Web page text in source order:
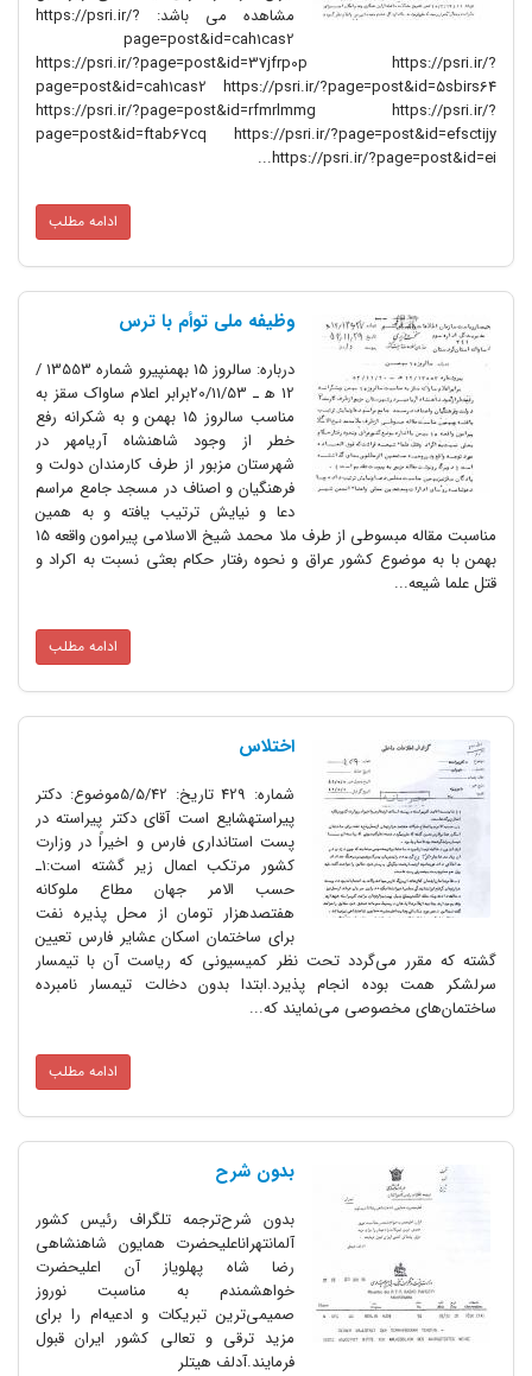
مشاهده می باشد: https://psri.ir/?
page=post&id=cah1cas2
https://psri.ir/?page=post&id=37jfrp0p https://psri.ir/?
page=post&id=cah1cas2 https://psri.ir/?page=post&id=5sbirs64
https://psri.ir/?page=post&id=rfmrlmmg https://psri.ir/?
page=post&id=ftab67cq https://psri.ir/?page=post&id=efsctijy
https://psri.ir/?page=post&id=ei...
ادامه مطلب
وظیفه ملی توأم با ترس‌
درباره: سالروز 15 بهمنپیرو شماره 13553 /
12 ه‍ ـ 20/11/53برابر اعلام ساواک سقز به
مناسب سالروز 15 بهمن و به شکرانه رفع
خطر از وجود شاهنشاه آریامهر در
شهرستان مزبور از طرف کارمندان دولت و
فرهنگیان و اصناف در مسجد جامع مراسم
دعا و نیایش ترتیب یافته و به همین
مناسبت مقاله مبسوطی از طرف ملا محمد شیخ‌ الاسلامی پیرامون واقعه 15
بهمن با به موضوع کشور عراق و نحوه رفتار حکام بعثی نسبت به اکراد و
قتل علما شیعه...
ادامه مطلب
اختلاس
شماره: 429 تاریخ: 5/5/42موضوع: دکتر
پیراستهشایع است آقای دکتر پیراسته در
پست استانداری فارس و اخیراً در وزارت
کشور مرتکب اعمال زیر گشته است:1ـ
حسب‌ الامر جهان مطاع ملوکانه
هفتصد‌هزار تومان از محل پذیره نفت
برای ساختمان اسکان عشایر فارس تعیین
گشته که مقرر می‌گردد تحت نظر کمیسیونی که ریاست آن با تیمسار
سرلشکر همت بوده انجام پذیرد.ابتدا بدون دخالت تیمسار نامبرده
ساختمان‌های مخصوصی می‌نمایند که...
ادامه مطلب
بدون شرح‌
بدون شرح‌ترجمه تلگراف رئیس کشور
آلمانتهراناعلیحضرت همایون شاهنشاهی
رضا شاه پهلویاز آن اعلیحضرت
خواهشمندم به مناسبت نوروز
صمیمی‌ترین تبریکات و ادعیه‌ام را برای
مزید ترقی و تعالی کشور ایران قبول
فرمایند.آدلف هیتلر